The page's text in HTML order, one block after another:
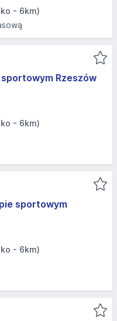
- 6km)
Rzeszów
- 6km)
sportowym
- 6km)